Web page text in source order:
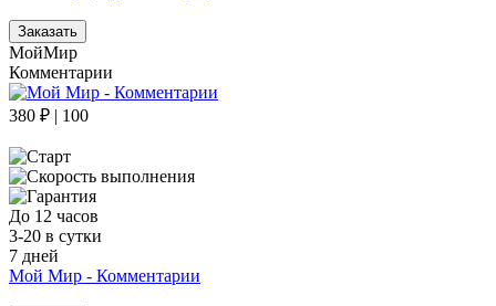
Заказать
МойМир
Комментарии
380 ₽ | 100
До 12 часов
3-20 в сутки
7 дней
Мой Мир - Комментарии